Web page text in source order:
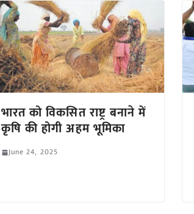
भारत को विकसित राष्ट्र बनाने में
कृषि की होगी अहम भूमिका
June 24, 2025